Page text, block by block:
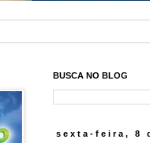
BUSCA NO BLOG
sexta-feira, 8